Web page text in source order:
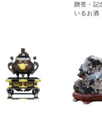
贈答・記
いるお酒